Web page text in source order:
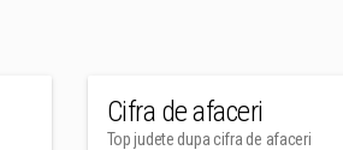
Cifra de afaceri
Top judete dupa cifra de afaceri